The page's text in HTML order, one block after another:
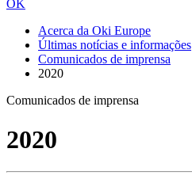
OK
Acerca da Oki Europe
Últimas notícias e informações
Comunicados de imprensa
2020
Comunicados de imprensa
2020